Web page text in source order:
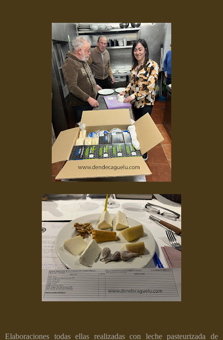
Elaboraciones todas ellas realizadas con leche pasteurizada de